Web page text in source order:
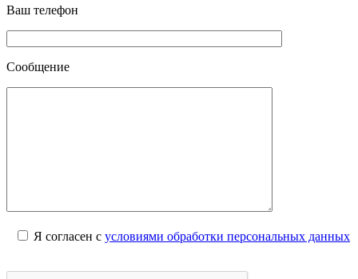
Ваш телефон
Сообщение
Я согласен с условиями обработки персональных данных